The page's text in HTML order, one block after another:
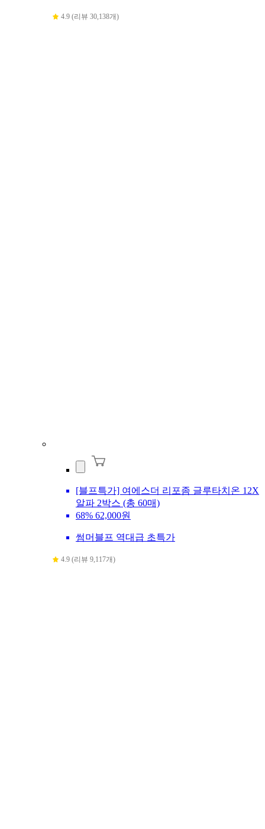
4.9 (리뷰 30,138개)
[블프특가] 여에스더 리포좀 글루타치온 12X
알파 2박스 (총 60매)
68% 62,000원
썸머블프 역대급 초특가
4.9 (리뷰 9,117개)